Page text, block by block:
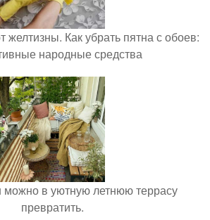
желтизны. Как убрать пятна с обоев:
народные средства
в уютную летнюю террасу
превратить.